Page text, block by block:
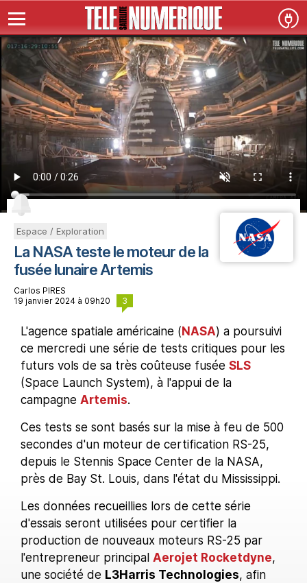
Espace / Exploration
La NASA teste le moteur de la
fusée lunaire Artemis
Carlos PIRES
19 janvier 2024 à 09h20
3
L'agence spatiale américaine ( NASA) a poursuivi
ce mercredi une série de tests critiques pour les
futurs vols de sa très coûteuse fusée SLS
(Space Launch System), à l'appui de la
campagne Artemis.
Ces tests se sont basés sur la mise à feu de 500
secondes d'un moteur de certification RS-25,
depuis le Stennis Space Center de la NASA,
près de Bay St. Louis, dans l'état du Mississippi.
Les données recueillies lors de cette série
d'essais seront utilisées pour certifier la
production de nouveaux moteurs RS-25 par
l'entrepreneur principal Aerojet Rocketdyne,
une société de L3Harris Technologies, afin